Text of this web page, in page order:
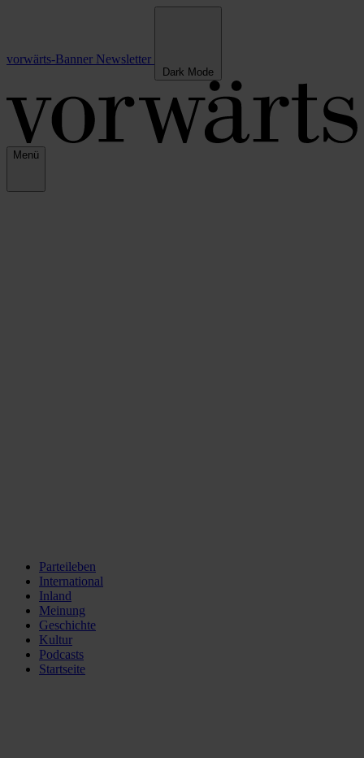
vorwärts-Banner Newsletter
Dark Mode
Menü
Parteileben
International
Inland
Meinung
Geschichte
Kultur
Podcasts
Startseite